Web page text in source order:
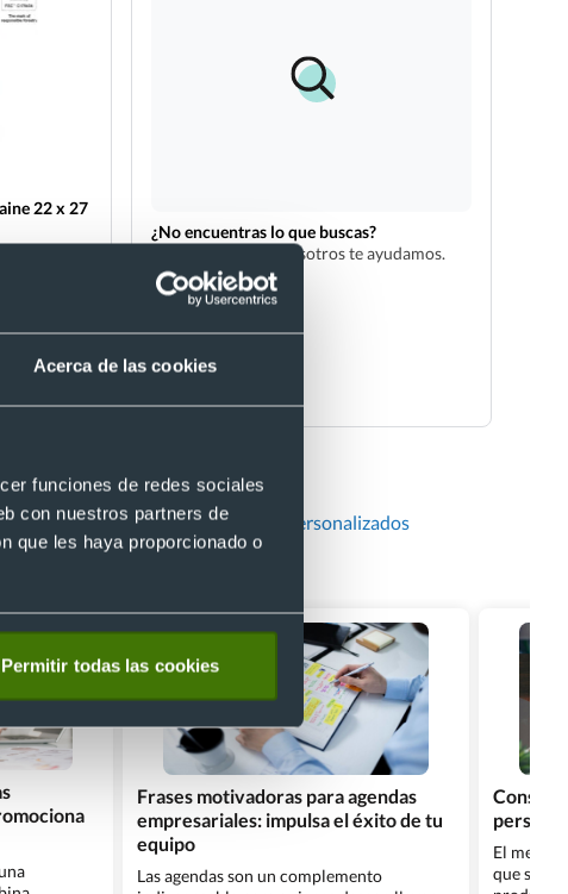
Acerca de las cookies
funciones de redes sociales
con nuestros partners de
que les haya proporcionado o
Permitir todas las cookies
22 x 27
¿No encuentras lo que buscas?
No te preocupes, nosotros te ayudamos.
nevera
Calendarios de pared personalizados
Frases motivadoras para agendas
empresariales: impulsa el éxito de tu
equipo
Las agendas son un complemento
El
que se